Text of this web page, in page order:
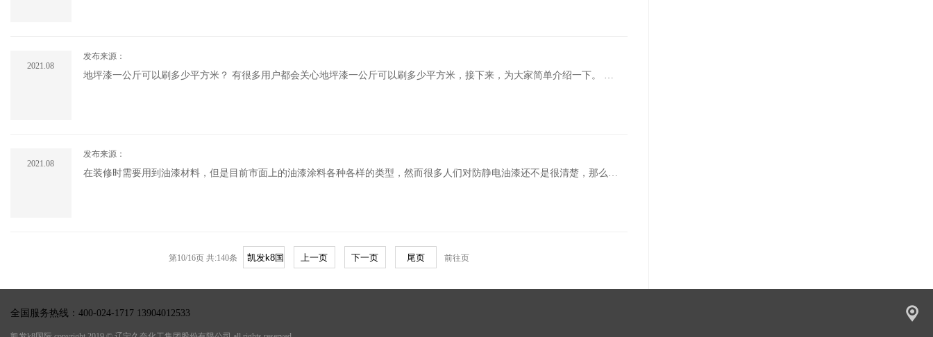
2021.08
发布来源：
地坪漆一公斤可以刷多少平方米？ 有很多用户都会关心地坪漆一公斤可以刷多少平方米，接下来，为大家简单介绍一下。 地
2021.08
发布来源：
在装修时需要用到油漆材料，但是目前市面上的油漆涂料各种各样的类型，然而很多人们对防静电油漆还不是很清楚，那么防
第10/16页 共:140条 前往页
全国服务热线：400-024-1717 13904012533